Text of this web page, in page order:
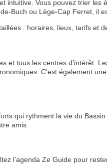
intuitive. Vous pouvez trier
Buch ou Lège-Cap Ferret, il
: horaires, lieux, tarifs et
et tous les centres
C’est également
qui rythment la vie du
amis.
l’agenda Ze Guide pour